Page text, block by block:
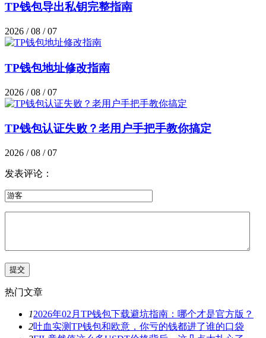
TP钱包导出私钥完整指南
2026 / 08 / 07
TP钱包地址修改指南
2026 / 08 / 07
TP钱包认证失败？老用户手把手教你搞定
2026 / 08 / 07
发表评论：
热门文章
12026年02月TP钱包下载避坑指南：哪个才是官方版？
2吐血实测TP钱包和欧意，你亏的钱都进了谁的口袋